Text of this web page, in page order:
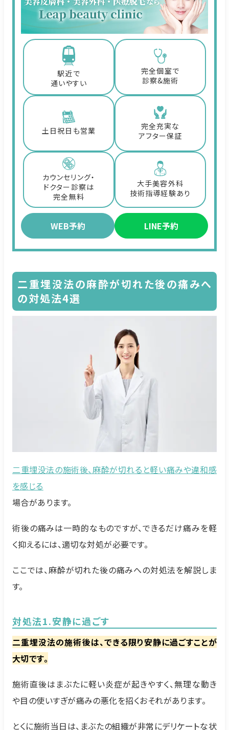
駅近で
通いやすい
完全個室で
診察&施術
土日祝日も営業
完全充実な
アフター保証
カウンセリング・
ドクター診察は
完全無料
大手美容外科
技術指導経験あり
WEB予約 LINE予約
二重埋没法の麻酔が切れた後の痛みへ
の対処法4選
二重埋没法の施術後、麻酔が切れると軽い痛みや違和感
を感じる
場合があります。
術後の痛みは一時的なものですが、できるだけ痛みを軽
く抑えるには、適切な対処が必要です。
ここでは、麻酔が切れた後の痛みへの対処法を解説しま
す。
対処法1.安静に過ごす
二重埋没法の施術後は、できる限り安静に過ごすことが
大切です。
施術直後はまぶたに軽い炎症が起きやすく、無理な動き
や目の使いすぎが痛みの悪化を招くおそれがあります。
とくに施術当日は、まぶたの組織が非常にデリケートな状